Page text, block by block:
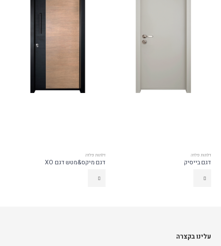
דלתות פלדה
דגם בייסיק
דלתות פלדה
דגם מיקס&מטש דגם XO
עלינו בקצרה